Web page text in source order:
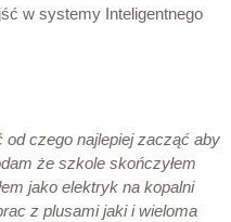
w systemy Inteligentnego
od czego najlepiej zacząć aby
że szkole skończyłem
jako elektryk na kopalni
z plusami jaki i wieloma